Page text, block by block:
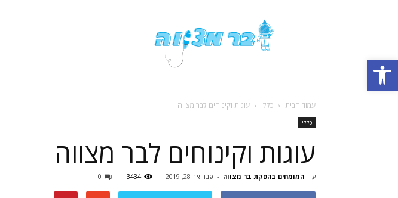
פתח סרגל נגישות
פורטל
מצווה
עמוד הבית כללי עוגות וקינוחים לבר מצווה
כללי
עוגות וקינוחים לבר מצווה
ע"י המומחים בהפקת בר מצווה - פברואר 28, 2019 3434
0